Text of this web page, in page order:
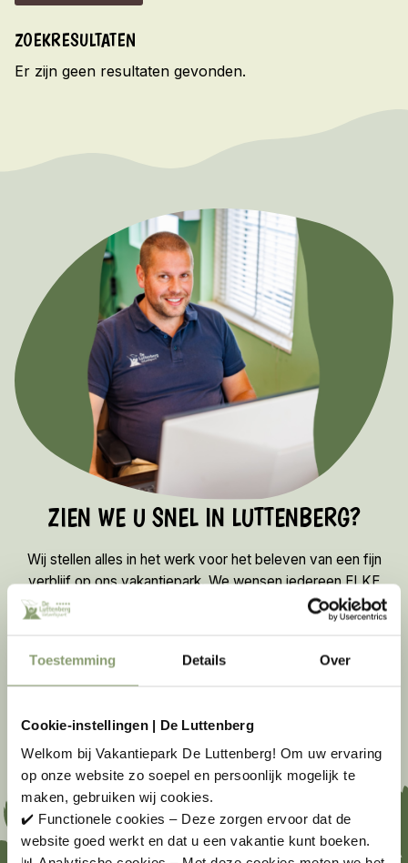
Toestemming Details Over
Cookie-instellingen | De Luttenberg
Welkom bij Vakantiepark De Luttenberg! Om uw ervaring
op onze website zo soepel en persoonlijk mogelijk te
maken, gebruiken wij cookies.
✔️ Functionele cookies – Deze zorgen ervoor dat de
website goed werkt en dat u een vakantie kunt boeken.
VROEGBOEKVOORDEEL 2026/2027!
ZOEKRESULTATEN
Er zijn geen resultaten gevonden.
ZIEN WE U SNEL IN LUTTENBERG?
Wij stellen alles in het werk voor het beleven van een fijn
verblijf op ons vakantiepark. We wensen iedereen ELKE
DAG EEN VAKANTIEDAG! Daar gaan we voor. Tot snel op
ons leuke, gemoedelijke vakantiepark bij de Sallandse
Vragen? Neem gerust contact met ons op
Bellen Mailen Contact opnemen
Veelgestelde vragen